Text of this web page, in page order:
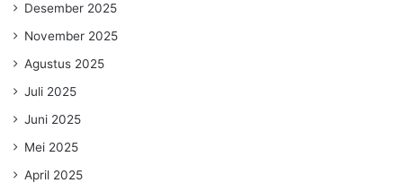
Desember 2025
November 2025
Agustus 2025
Juli 2025
Juni 2025
Mei 2025
April 2025